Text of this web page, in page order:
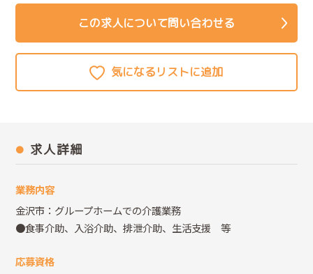
この求人について問い合わせる
求人詳細
業務内容
金沢市：グループホームでの介護業務
●食事介助、入浴介助、排泄介助、生活支援 等
応募資格